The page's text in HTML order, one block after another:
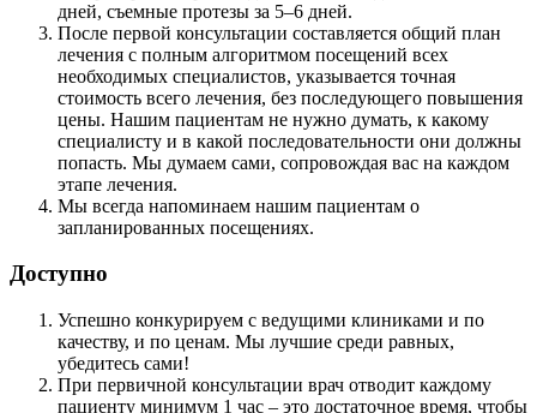
дней, съемные протезы за 5–6 дней.
После первой консультации составляется общий план
лечения с полным алгоритмом посещений всех
необходимых специалистов, указывается точная
стоимость всего лечения, без последующего повышения
цены. Нашим пациентам не нужно думать, к какому
специалисту и в какой последовательности они должны
попасть. Мы думаем сами, сопровождая вас на каждом
этапе лечения.
Мы всегда напоминаем нашим пациентам о
запланированных посещениях.
Доступно
Успешно конкурируем с ведущими клиниками и по
качеству, и по ценам. Мы лучшие среди равных,
убедитесь сами!
При первичной консультации врач отводит каждому
пациенту минимум 1 час – это достаточное время, чтобы